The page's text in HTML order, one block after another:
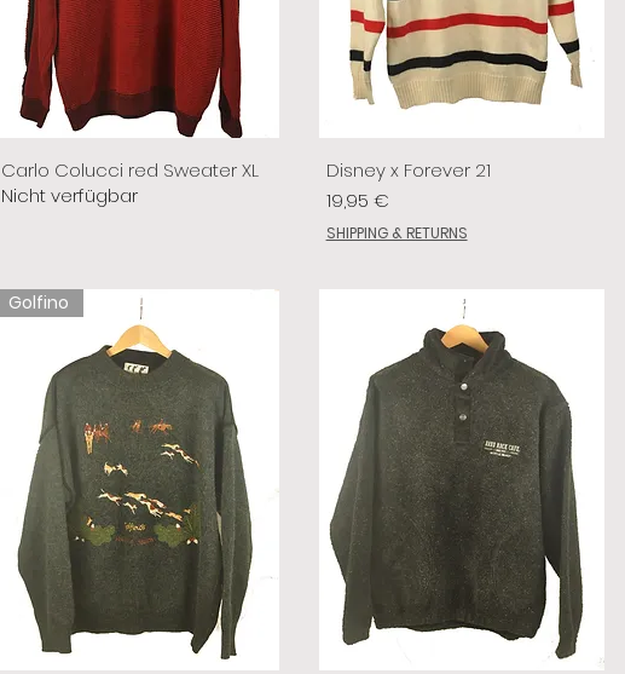
Carlo Colucci red Sweater XL
Nicht verfügbar
Disney x Forever 21
Preis
19,95 €
SHIPPING & RETURNS
Golfino